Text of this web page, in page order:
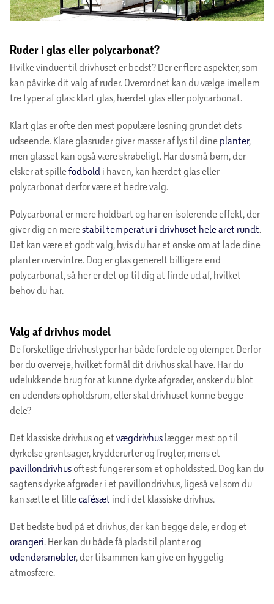
Ruder i glas eller polycarbonat?
Hvilke vinduer til drivhuset er bedst? Der er flere aspekter, som
kan påvirke dit valg af ruder. Overordnet kan du vælge imellem
tre typer af glas: klart glas, hærdet glas eller polycarbonat.
Klart glas er ofte den mest populære løsning grundet dets
udseende. Klare glasruder giver masser af lys til dine planter,
men glasset kan også være skrøbeligt. Har du små børn, der
elsker at spillefodbold i haven, kan hærdet glas eller
polycarbonat derfor være et bedre valg.
Polycarbonat er mere holdbart og har en isolerende effekt, der
giver dig en merestabil temperatur i drivhuset hele året rundt.
Det kan være et godt valg, hvis du har et ønske om at lade dine
planter overvintre. Dog er glas generelt billigere end
polycarbonat, så her er det op til dig at finde ud af, hvilket
behov du har.
Valg af drivhus model
De forskellige drivhustyper har både fordele og ulemper. Derfor
bør du overveje, hvilket formål dit drivhus skal have. Har du
udelukkende brug for at kunne dyrke afgrøder, ønsker du blot
en udendørs opholdsrum, eller skal drivhuset kunne begge
dele?
Det klassiske drivhus og et vægdrivhus lægger mest op til
dyrkelse grøntsager, krydderurter og frugter, mens et
pavillondrivhus oftest fungerer som et opholdssted. Dog kan du
sagtens dyrke afgrøder i et pavillondrivhus, ligeså vel som du
kan sætte et lille cafésæt ind i det klassiske drivhus.
Det bedste bud på et drivhus, der kan begge dele, er dog et
orangeri. Her kan du både få plads til planter og
udendørsmøbler, der tilsammen kan give en hyggelig
atmosfære.